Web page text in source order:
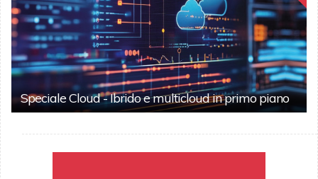
Speciale Cloud - Ibrido e multicloud in primo piano